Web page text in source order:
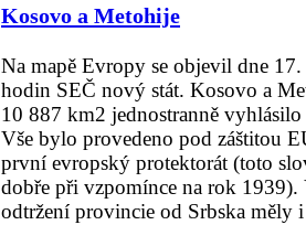
Kosovo a Metohije
Na mapě Evropy se objevil dne
hodin SEČ nový stát. Kosovo a
10 887 km2 jednostranně
Vše bylo provedeno pod záštitou
první evropský protektorát (toto
dobře při vzpomínce na rok
odtržení provincie od Srbska